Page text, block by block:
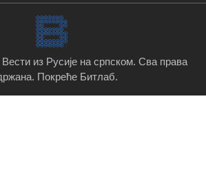
из Русије на српском. Сва права
Покреће Битлаб.